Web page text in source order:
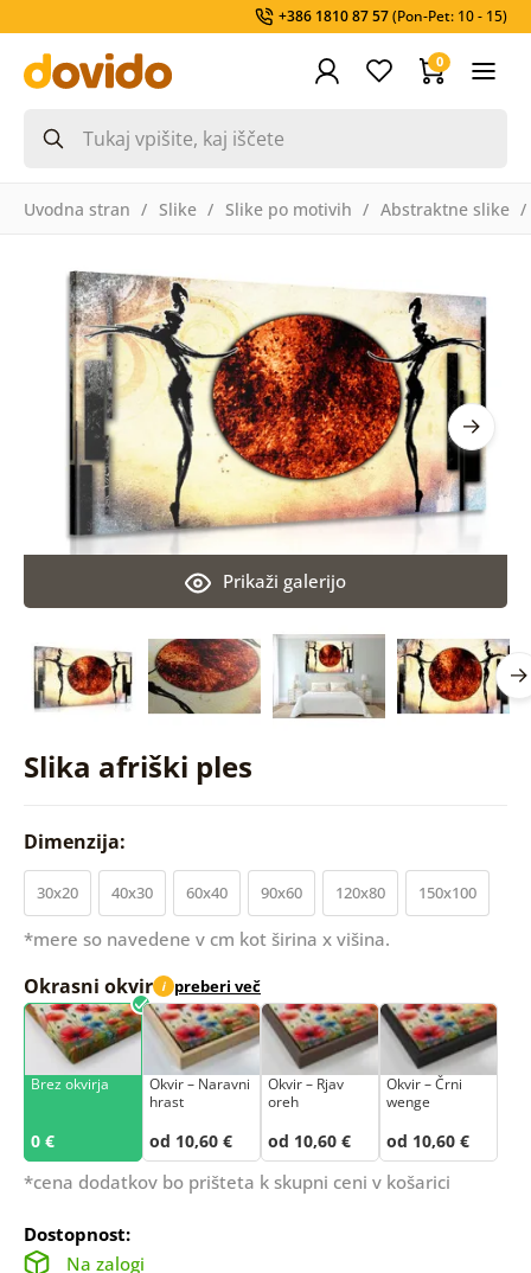
+386 1810 87 57(Pon-Pet: 10 - 15)
0
Uvodna stran Slike Slike po motivih Abstraktne slike
Slika afriški ples
Prikaži galerijo
Dimenzija:
30x20 40x30 60x40 90x60 120x80 150x100
*mere so navedene v cm kot širina x višina.
Okrasni okvir i preberi več
Brez okvirja
0 €
Okvir – Naravni
hrast
od 10,60 €
Okvir – Rjav
oreh
od 10,60 €
Okvir – Črni
wenge
od 10,60 €
*cena dodatkov bo prišteta k skupni ceni v košarici
Dostopnost:
Na zalogi